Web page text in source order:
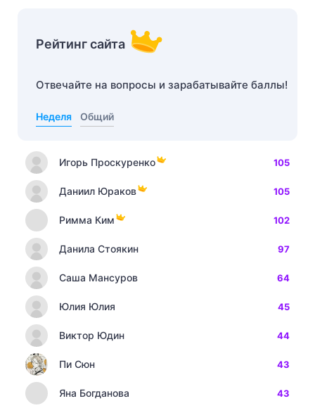
Рейтинг сайта
Отвечайте на вопросы и зарабатывайте баллы!
Неделя Общий
Игорь Проскуренко 105
Даниил Юраков 105
Римма Ким 102
Данила Стоякин 97
Саша Мансуров 64
Юлия Юлия 45
Виктор Юдин 44
Пи Сюн 43
Яна Богданова 43